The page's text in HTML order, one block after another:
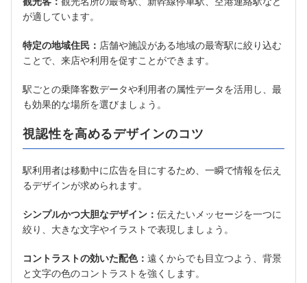
が適しています。
特定の地域住民： 店舗や施設がある地域の最寄駅に絞り込む
ことで、来店や利用を促すことができます。
駅ごとの乗降客数データや利用者の属性データを活用し、最
も効果的な場所を選びましょう。
視認性を高めるデザインのコツ
駅利用者は移動中に広告を目にするため、一瞬で情報を伝え
るデザインが求められます。
シンプルかつ大胆なデザイン： 伝えたいメッセージを一つに
絞り、大きな文字やイラストで表現しましょう。
コントラストの効いた配色： 遠くからでも目立つよう、背景
と文字の色のコントラストを強くします。